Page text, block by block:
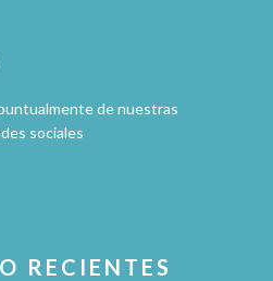
de nuestras
sociales
RECIENTES